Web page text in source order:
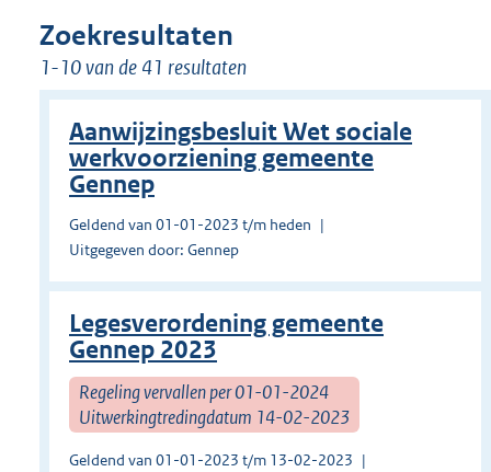
Zoekresultaten
1-10 van de 41 resultaten
Aanwijzingsbesluit Wet sociale
werkvoorziening gemeente
Gennep
Geldend van 01-01-2023 t/m heden
Uitgegeven door: Gennep
Legesverordening gemeente
Gennep 2023
Regeling vervallen per 01-01-2024
Uitwerkingtredingdatum 14-02-2023
Geldend van 01-01-2023 t/m 13-02-2023